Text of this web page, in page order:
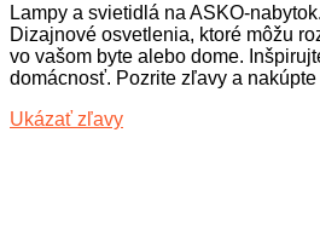
Lampy a svietidlá na ASKO-
Dizajnové osvetlenia, ktoré môžu
vo vašom byte alebo dome.
domácnosť. Pozrite zľavy a
Ukázať zľavy